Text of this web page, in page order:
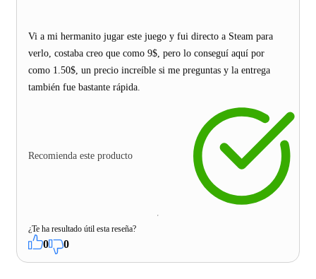
Vi a mi hermanito jugar este juego y fui directo a Steam para
verlo, costaba creo que como 9$, pero lo conseguí aquí por
como 1.50$, un precio increíble si me preguntas y la entrega
también fue bastante rápida.
Recomienda este producto
¿Te ha resultado útil esta reseña?
0 0